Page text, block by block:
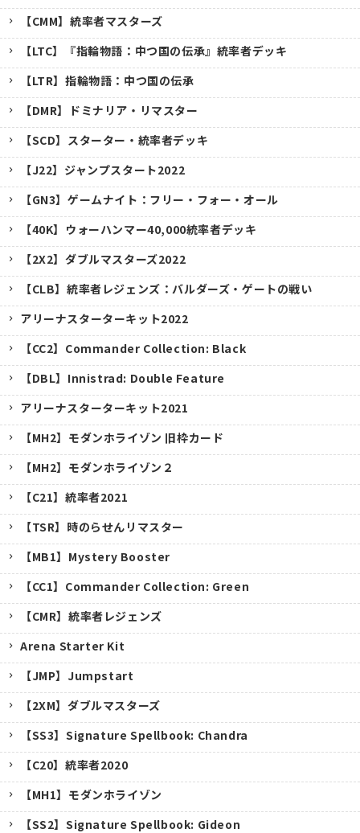
【CMM】統率者マスターズ
【LTC】『指輪物語：中つ国の伝承』統率者デッキ
【LTR】指輪物語：中つ国の伝承
【DMR】ドミナリア・リマスター
【SCD】スターター・統率者デッキ
【J22】ジャンプスタート2022
【GN3】ゲームナイト：フリー・フォー・オール
【40K】ウォーハンマー40,000統率者デッキ
【2X2】ダブルマスターズ2022
【CLB】統率者レジェンズ：バルダーズ・ゲートの戦い
アリーナスターターキット2022
【CC2】Commander Collection: Black
【DBL】Innistrad: Double Feature
アリーナスターターキット2021
【MH2】モダンホライゾン 旧枠カード
【MH2】モダンホライゾン２
【C21】統率者2021
【TSR】時のらせんリマスター
【MB1】Mystery Booster
【CC1】Commander Collection: Green
【CMR】統率者レジェンズ
Arena Starter Kit
【JMP】Jumpstart
【2XM】ダブルマスターズ
【SS3】Signature Spellbook: Chandra
【C20】統率者2020
【MH1】モダンホライゾン
【SS2】Signature Spellbook: Gideon